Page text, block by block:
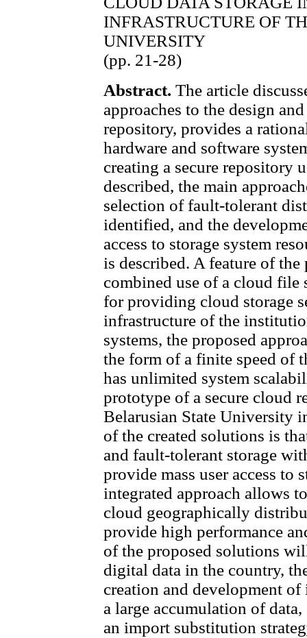
INFRASTRUCTURE OF
UNIVERSITY
(pp. 21-28)
Abstract. The article
approaches to the design
repository, provides a
hardware and software
creating a secure repository
described, the main
selection of fault-tolerant
identified, and the
access to storage system
is described. A feature of
combined use of a cloud file
for providing cloud storage
infrastructure of the
systems, the proposed
the form of a finite speed of
has unlimited system
prototype of a secure cloud
Belarusian State University
of the created solutions is
and fault-tolerant storage
provide mass user access to
integrated approach allows
cloud geographically
provide high performance
of the proposed solutions
digital data in the country,
creation and development
a large accumulation of
an import substitution